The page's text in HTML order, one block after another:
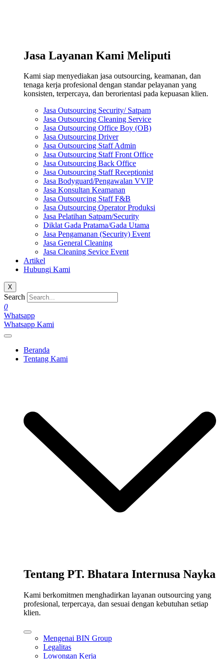
Jasa Layanan Kami Meliputi
Kami siap menyediakan jasa outsourcing, keamanan, dan
tenaga kerja profesional dengan standar pelayanan yang
konsisten, terpercaya, dan berorientasi pada kepuasan klien.
Jasa Outsourcing Security/ Satpam
Jasa Outsourcing Cleaning Service
Jasa Outsourcing Office Boy (OB)
Jasa Outsourcing Driver
Jasa Outsourcing Staff Admin
Jasa Outsourcing Staff Front Office
Jasa Outsourcing Back Office
Jasa Outsourcing Staff Receptionist
Jasa Bodyguard/Pengawalan VVIP
Jasa Konsultan Keamanan
Jasa Outsourcing Staff F&B
Jasa Outsourcing Operator Produksi
Jasa Pelatihan Satpam/Security
Diklat Gada Pratama/Gada Utama
Jasa Pengamanan (Security) Event
Jasa General Cleaning
Jasa Cleaning Sevice Event
Artikel
Hubungi Kami
X
Search
0
Whatsapp
Whatsapp Kami
Beranda
Tentang Kami
Tentang PT. Bhatara Internusa Nayka
Kami berkomitmen menghadirkan layanan outsourcing yang
profesional, terpercaya, dan sesuai dengan kebutuhan setiap
klien.
Mengenai BIN Group
Legalitas
Lowongan Kerja